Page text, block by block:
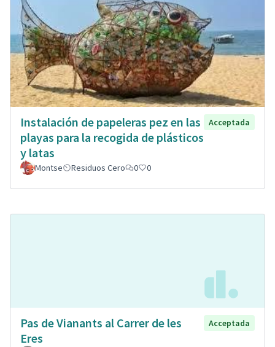
Instalación de papeleras pez en las
playas para la recogida de plásticos
y latas
Acceptada
Montse Residuos Cero 0 0
Pas de Vianants al Carrer de les
Eres
Acceptada